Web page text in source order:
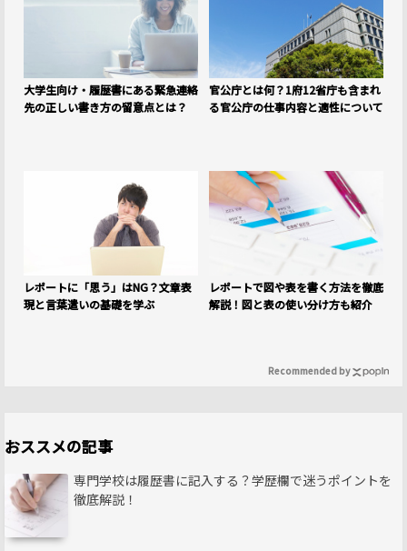
大学生向け・履歴書にある緊急連絡
先の正しい書き方の留意点とは？
官公庁とは何？1府12省庁も含まれ
る官公庁の仕事内容と適性について
レポートに「思う」はNG？文章表
現と言葉遣いの基礎を学ぶ
レポートで図や表を書く方法を徹底
解説！図と表の使い分け方も紹介
Recommended by
おススメの記事
専門学校は履歴書に記入する？学歴欄で迷うポイントを
徹底解説！